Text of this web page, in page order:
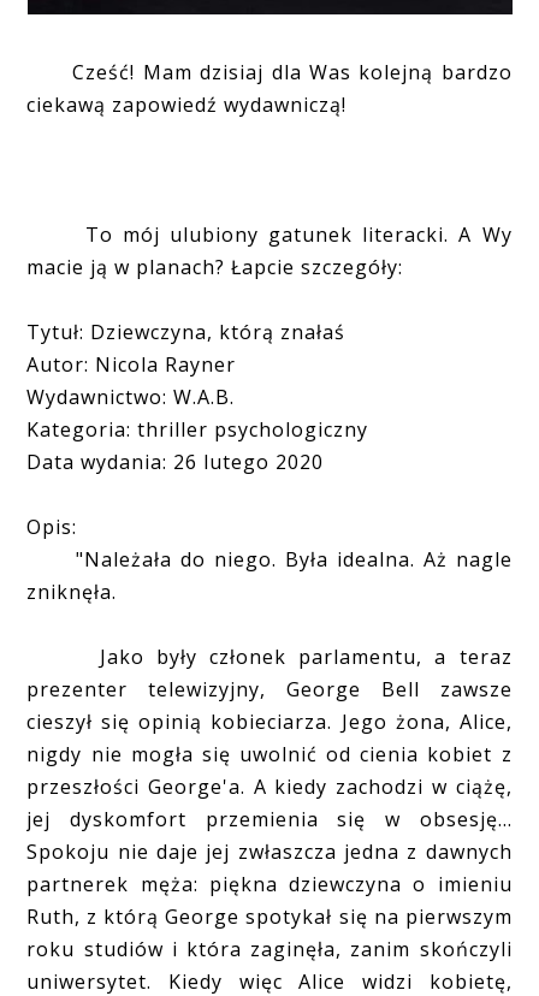
Cześć! Mam dzisiaj dla Was kolejną bardzo
ciekawą zapowiedź wydawniczą!
To mój ulubiony gatunek literacki. A Wy
macie ją w planach? Łapcie szczegóły:
Tytuł: Dziewczyna, którą znałaś
Autor: Nicola Rayner
Wydawnictwo: W.A.B.
Kategoria: thriller psychologiczny
Data wydania: 26 lutego 2020
Opis:
"Należała do niego. Była idealna. Aż nagle
zniknęła.
Jako były członek parlamentu, a teraz
prezenter telewizyjny, George Bell zawsze
cieszył się opinią kobieciarza. Jego żona, Alice,
nigdy nie mogła się uwolnić od cienia kobiet z
przeszłości George'a. A kiedy zachodzi w ciążę,
jej dyskomfort przemienia się w obsesję...
Spokoju nie daje jej zwłaszcza jedna z dawnych
partnerek męża: piękna dziewczyna o imieniu
Ruth, z którą George spotykał się na pierwszym
roku studiów i która zaginęła, zanim skończyli
uniwersytet. Kiedy więc Alice widzi kobietę,